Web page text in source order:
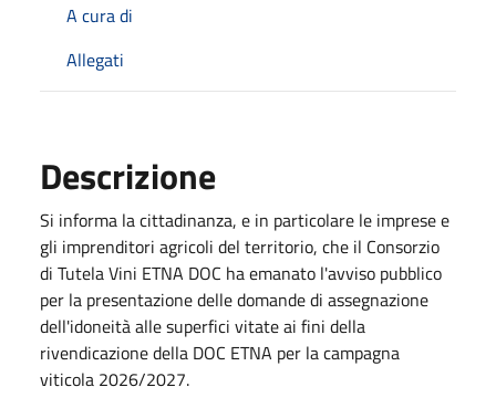
A cura di
Allegati
Descrizione
Si informa la cittadinanza, e in particolare le imprese e
gli imprenditori agricoli del territorio, che il Consorzio
di Tutela Vini ETNA DOC ha emanato l'avviso pubblico
per la presentazione delle domande di assegnazione
dell'idoneità alle superfici vitate ai fini della
rivendicazione della DOC ETNA per la campagna
viticola 2026/2027.